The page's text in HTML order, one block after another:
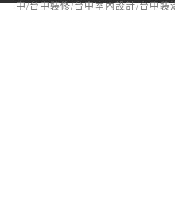
中/台中裝修/台中室內設計/台中